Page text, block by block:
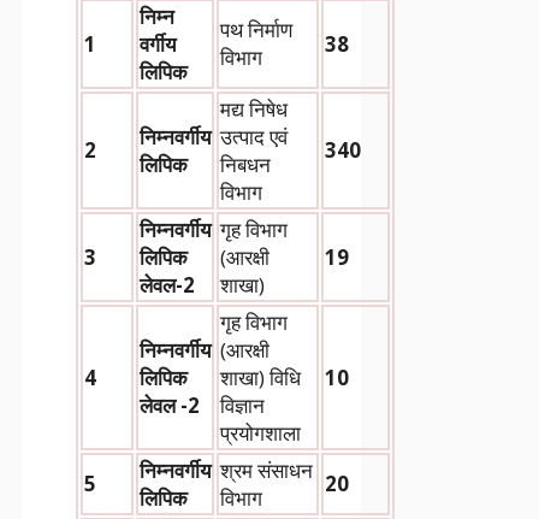
1
निम्न
वर्गीय
लिपिक
पथ निर्माण
विभाग
38
2
निम्नवर्गीय
लिपिक
मद्य निषेध
उत्पाद एवं
निबधन
विभाग
340
3
निम्नवर्गीय
लिपिक
लेवल-2
गृह विभाग
(आरक्षी
शाखा)
19
4
निम्नवर्गीय
लिपिक
लेवल -2
गृह विभाग
(आरक्षी
शाखा) विधि
विज्ञान
प्रयोगशाला
10
5
निम्नवर्गीय
लिपिक
श्रम संसाधन
विभाग
20